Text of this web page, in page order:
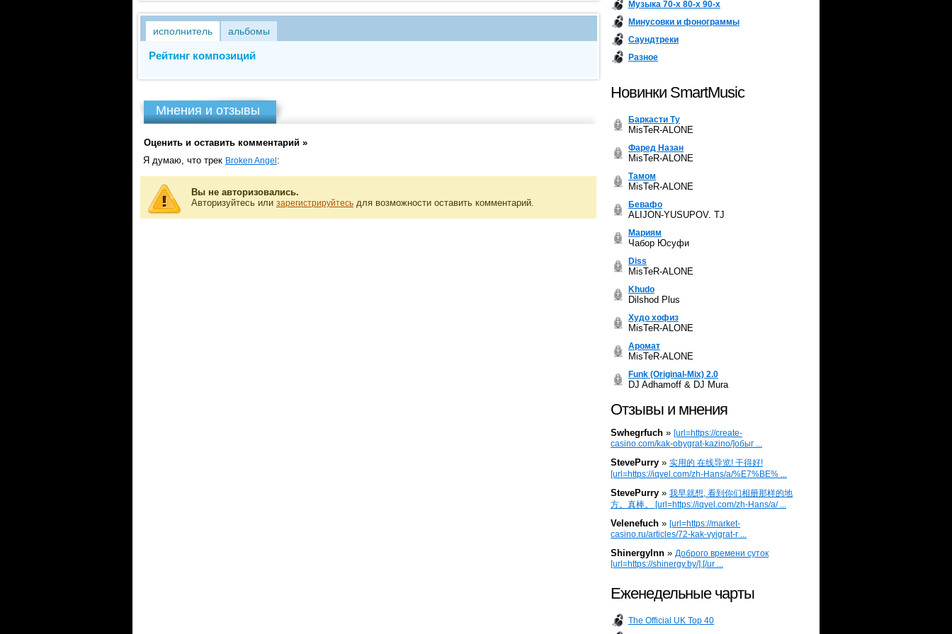
исполнитель альбомы
Рейтинг композиций
Мнения и отзывы
Оценить и оставить комментарий »
Я думаю, что трек Broken Angel :
Вы не авторизовались.
Авторизуйтесь или зарегистрируйтесь для возможности оставить комментарий.
Музыка 70-х 80-х 90-х
Минусовки и фонограммы
Саундтреки
Разное
Новинки SmartMusic
Баркасти Ту
MisTeR-ALONE
Фаред Назан
MisTeR-ALONE
Тамом
MisTeR-ALONE
Бевафо
ALIJON-YUSUPOV. TJ
Мариям
Чабор Юсуфи
Diss
MisTeR-ALONE
Khudo
Dilshod Plus
Худо хофиз
MisTeR-ALONE
Аромат
MisTeR-ALONE
Funk (Original-Mix) 2.0
DJ Adhamoff & DJ Mura
Отзывы и мнения
Swhegrfuch » [url=https://create-
casino.com/kak-obygrat-kazino/]обыг ...
StevePurry » 实用的 在线导览! 干得好!
[url=https://iqvel.com/zh-Hans/a/%E7%BE% ...
StevePurry » 我早就想, 看到你们相册那样的地
方。真棒。 [url=https://iqvel.com/zh-Hans/a/ ...
Velenefuch » [url=https://market-
casino.ru/articles/72-kak-vyigrat-r ...
Shinergylnn » Доброго времени суток
[url=https://shinergy.by/].[/ur ...
Еженедельные чарты
The Official UK Top 40